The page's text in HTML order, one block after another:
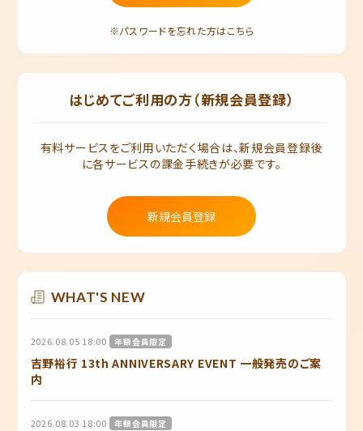
※パスワードを忘れた方はこちら
はじめてご利用の方（新規会員登録）
有料サービスをご利用いただく場合は、新規会員登録後
に各サービスの課金手続きが必要です。
新規会員登録
WHAT'S NEW
2026.08.05 18:00 年額会員限定
吉野裕行 13th ANNIVERSARY EVENT 一般発売のご案
内
2026.08.03 18:00 年額会員限定